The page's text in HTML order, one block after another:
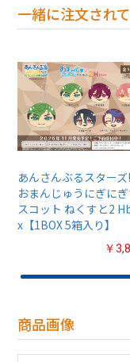
一緒に注文され
あんさんぶるスターズ
おまんじゅうにぎに
スコット ねくすと2
x【1BOX 5箱入り】
￥
商品画像